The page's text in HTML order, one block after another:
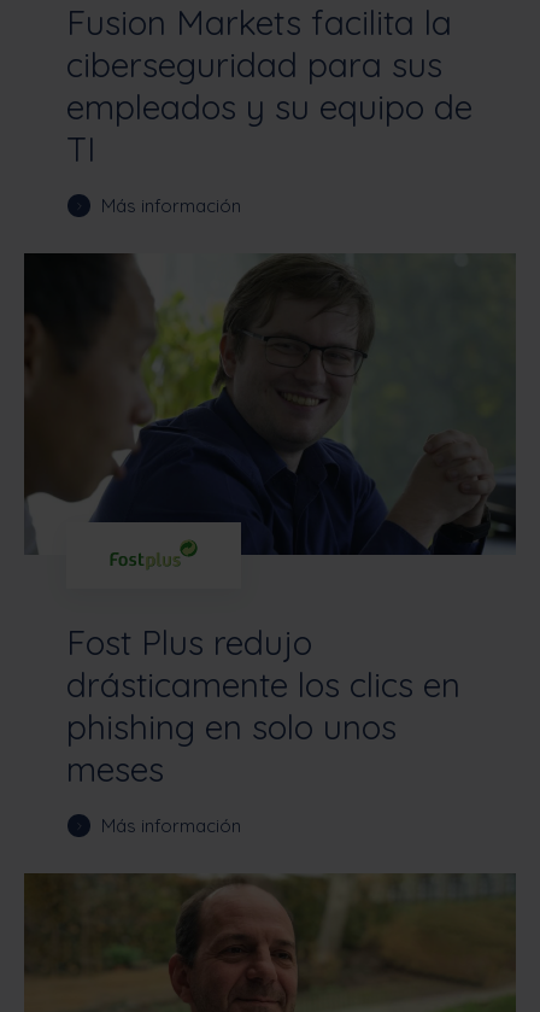
Fusion Markets facilita la
ciberseguridad para sus
empleados y su equipo de
TI
Más información
Fost Plus redujo
drásticamente los clics en
phishing en solo unos
meses
Más información